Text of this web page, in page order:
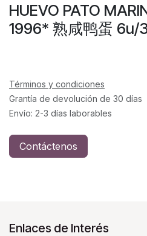
HUEVO PATO
1996* 熟咸鸭蛋 6u/
Términos y condiciones
Grantía de devolución de 30 días
Envío: 2-3 días laborables
Contáctenos
Enlaces de Interés